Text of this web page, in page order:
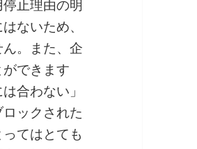
止理由の明
ないため、
。また、企
できます
合わない」
ックされた
てはとても